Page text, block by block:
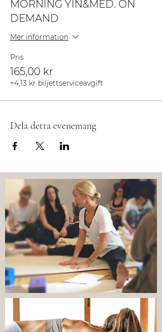
MORNING YIN&MED. ON
DEMAND
Mer information
Pris
165,00 kr
+4,13 kr biljettserviceavgift
Dela detta evenemang